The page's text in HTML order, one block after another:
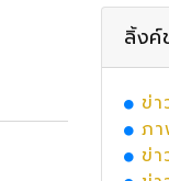
ลิ้งค์
ข่า
ภ
ข่